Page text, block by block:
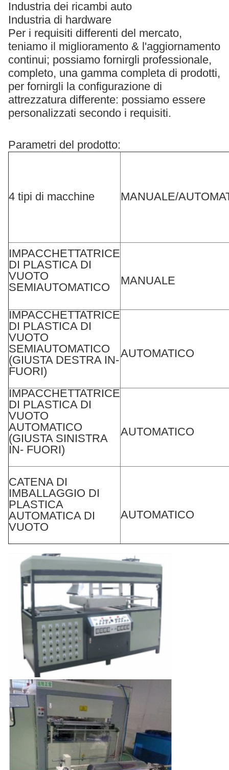
Industria dei ricambi auto
Industria di hardware
Per i requisiti differenti del mercato,
teniamo il miglioramento & l'aggiornamento
continui; possiamo fornirgli professionale,
completo, una gamma completa di prodotti,
per fornirgli la configurazione di
attrezzatura differente: possiamo essere
personalizzati secondo i requisiti.
Parametri del prodotto:
4 tipi di macchine MANUALE/
IMPACCHETTATRICE
DI PLASTICA DI
VUOTO
SEMIAUTOMATICO
MANUALE
IMPACCHETTATRICE
DI PLASTICA DI
VUOTO
SEMIAUTOMATICO
(GIUSTA DESTRA IN-
FUORI)
AUTOMATICO
IMPACCHETTATRICE
DI PLASTICA DI
VUOTO
AUTOMATICO
(GIUSTA SINISTRA
IN- FUORI)
AUTOMATICO
CATENA DI
IMBALLAGGIO DI
PLASTICA
AUTOMATICA DI
VUOTO
AUTOMATICO